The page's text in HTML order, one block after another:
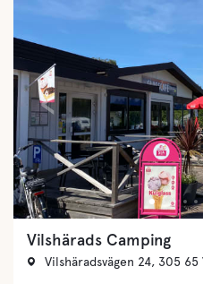
‹
Vilshärads Camping
Vilshäradsvägen 24, 305 65